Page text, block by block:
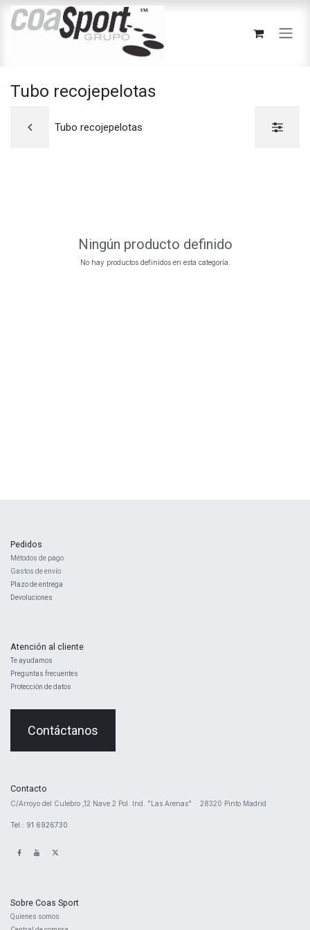
Ir al contenido
Tubo recojepelotas
Tubo recojepelotas
Ningún producto definido
No hay productos definidos en esta categoría.
Pedidos
Métodos de pago
Gastos de envío
Plazo de entrega
Devoluciones
Atención al cliente
Te ayudamos
Preguntas frecuentes
Protección de datos
Contáctanos
Contacto
​C/Arroyo del Culebro ,12 Nave 2 ​Pol. Ind. "Las Arenas" · 28320 Pinto Madrid
Tel.: 91 6926730
Sobre Coas Sport
Quienes ​somos